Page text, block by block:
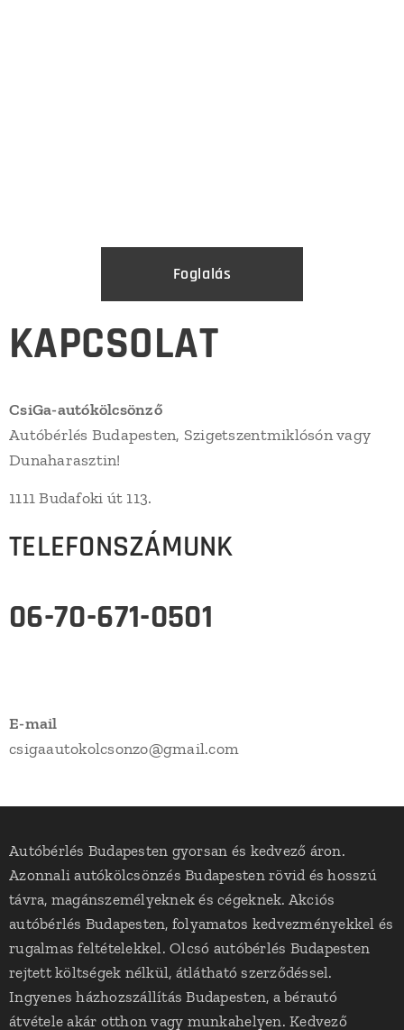
Foglalás
KAPCSOLAT
CsiGa-autókölcsönző
Autóbérlés Budapesten, Szigetszentmiklósón vagy
Dunaharasztin!
1111 Budafoki út 113.
TELEFONSZÁMUNK
06-70-671-0501
E-mail
csigaautokolcsonzo@gmail.com
Autóbérlés Budapesten gyorsan és kedvező áron.
Azonnali autókölcsönzés Budapesten rövid és hosszú
távra, magánszemélyeknek és cégeknek. Akciós
autóbérlés Budapesten, folyamatos kedvezményekkel és
rugalmas feltételekkel. Olcsó autóbérlés Budapesten
rejtett költségek nélkül, átlátható szerződéssel.
Ingyenes házhozszállítás Budapesten, a bérautó
átvétele akár otthon vagy munkahelyen. Kedvező